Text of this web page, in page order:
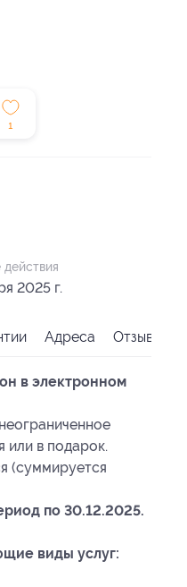
1
2025 г.
Адреса Отзывы
в электронном
или в подарок.
(суммируется
по 30.12.2025.
виды услуг: